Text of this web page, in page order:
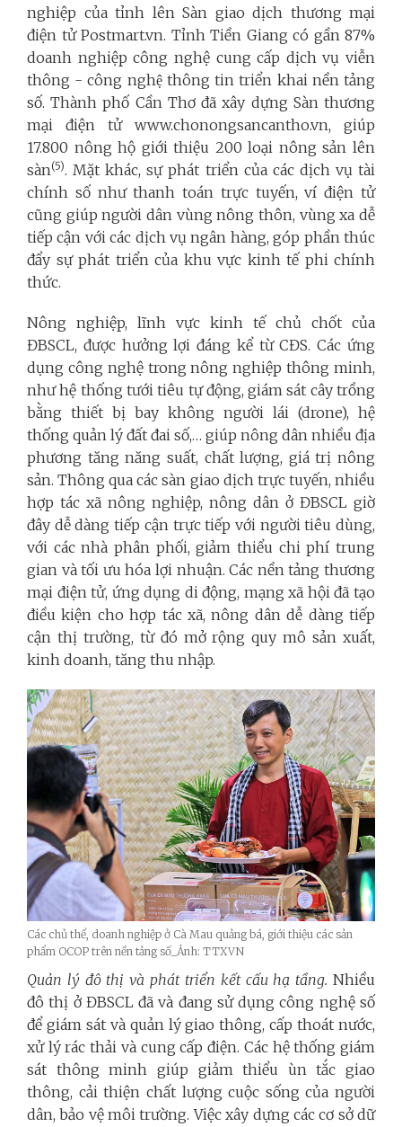
nghiệp của tỉnh lên Sàn giao dịch thương mại
điện tử Postmart.vn. Tỉnh Tiền Giang có gần 87%
doanh nghiệp công nghệ cung cấp dịch vụ viễn
thông - công nghệ thông tin triển khai nền tảng
số. Thành phố Cần Thơ đã xây dựng Sàn thương
mại điện tử www.chonongsancantho.vn, giúp
17.800 nông hộ giới thiệu 200 loại nông sản lên
sàn(5). Mặt khác, sự phát triển của các dịch vụ tài
chính số như thanh toán trực tuyến, ví điện tử
cũng giúp người dân vùng nông thôn, vùng xa dễ
tiếp cận với các dịch vụ ngân hàng, góp phần thúc
đẩy sự phát triển của khu vực kinh tế phi chính
thức.
Nông nghiệp, lĩnh vực kinh tế chủ chốt của
ĐBSCL, được hưởng lợi đáng kể từ CĐS. Các ứng
dụng công nghệ trong nông nghiệp thông minh,
như hệ thống tưới tiêu tự động, giám sát cây trồng
bằng thiết bị bay không người lái (drone), hệ
thống quản lý đất đai số,… giúp nông dân nhiều địa
phương tăng năng suất, chất lượng, giá trị nông
sản. Thông qua các sàn giao dịch trực tuyến, nhiều
hợp tác xã nông nghiệp, nông dân ở ĐBSCL giờ
đây dễ dàng tiếp cận trực tiếp với người tiêu dùng,
với các nhà phân phối, giảm thiểu chi phí trung
gian và tối ưu hóa lợi nhuận. Các nền tảng thương
mại điện tử, ứng dụng di động, mạng xã hội đã tạo
điều kiện cho hợp tác xã, nông dân dễ dàng tiếp
cận thị trường, từ đó mở rộng quy mô sản xuất,
kinh doanh, tăng thu nhập.
Các chủ thể, doanh nghiệp ở Cà Mau quảng bá, giới thiệu các sản
phẩm OCOP trên nền tảng số_Ảnh: TTXVN
Quản lý đô thị và phát triển kết cấu hạ tầng. Nhiều
đô thị ở ĐBSCL đã và đang sử dụng công nghệ số
để giám sát và quản lý giao thông, cấp thoát nước,
xử lý rác thải và cung cấp điện. Các hệ thống giám
sát thông minh giúp giảm thiểu ùn tắc giao
thông, cải thiện chất lượng cuộc sống của người
dân, bảo vệ môi trường. Việc xây dựng các cơ sở dữ